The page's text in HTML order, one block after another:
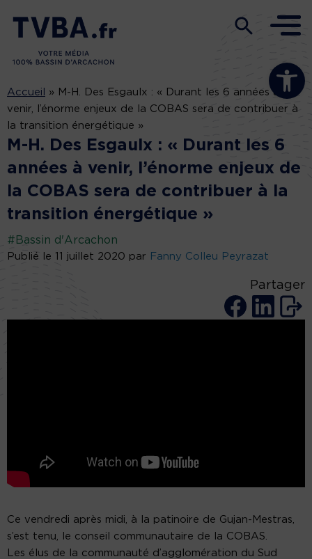
Ouvrir la
Accueil » M-H. Des Esgaulx : « Durant les 6 années à
venir, l’énorme enjeux de la COBAS sera de contribuer à
la transition énergétique »
M-H. Des Esgaulx : « Durant les 6
années à venir, l’énorme enjeux de
la COBAS sera de contribuer à la
transition énergétique »
#Bassin d'Arcachon
Publié le 11 juillet 2020 par Fanny Colleu Peyrazat
Partager
Ce vendredi après midi, à la patinoire de Gujan-Mestras,
s’est tenu, le conseil communautaire de la COBAS
Les élus de la communauté d’agglomération du Sud